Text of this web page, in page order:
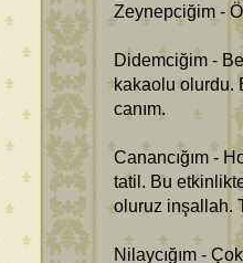
Zeynepciğim -
Didemciğim -
kakaolu olurdu.
canım.
Canancığım -
tatil. Bu
oluruz inşallah.
Nilaycığım -